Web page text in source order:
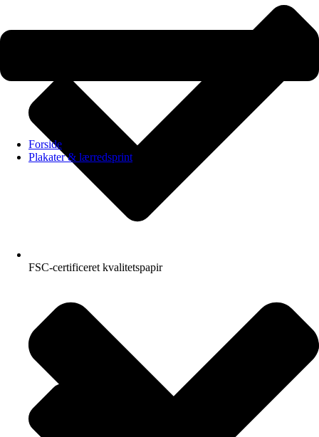
Forside
Plakater & lærredsprint
FSC-certificeret kvalitetspapir